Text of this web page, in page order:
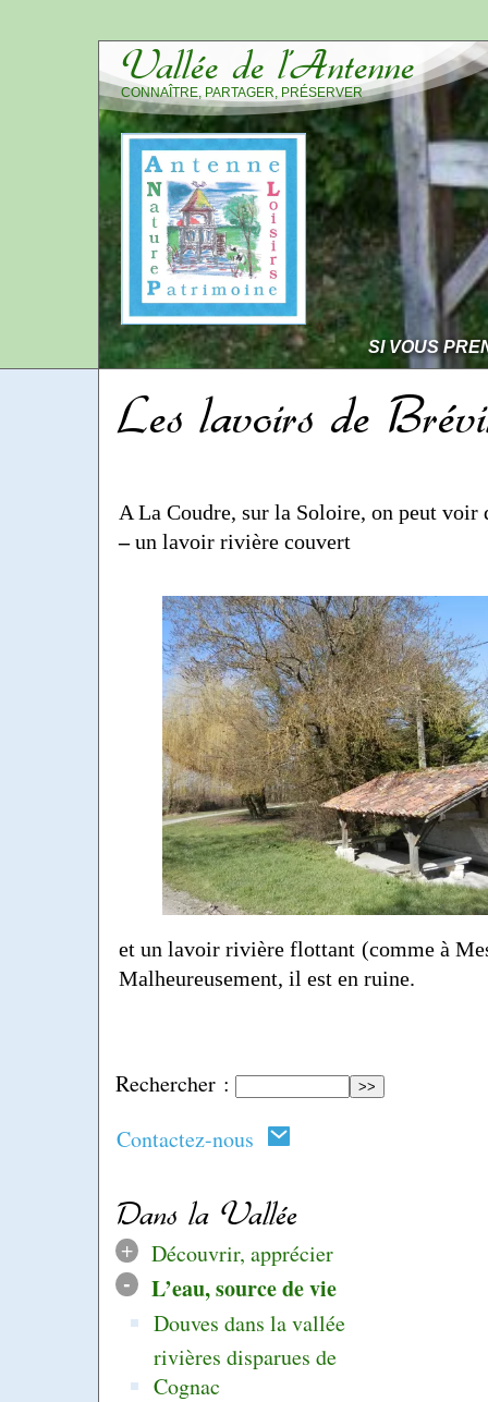
Vallée de l’Antenne
CONNAÎTRE, PARTAGER, PRÉSERVER
SI VOUS
Rechercher :
Contactez-nous
Dans la Vallée
+ Découvrir, apprécier
- L’eau, source de vie
Douves dans la vallée
rivières disparues de
Cognac
Les lavoirs de
A La Coudre, sur la Soloire, on peut voir
–un lavoir rivière couvert
et un lavoir rivière flottant (comme à
Malheureusement, il est en ruine.